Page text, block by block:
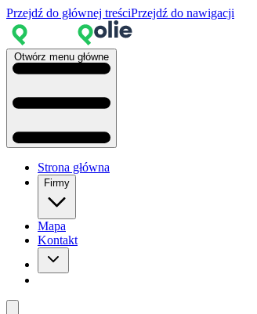
Przejdź do głównej treściPrzejdź do nawigacji
Otwórz menu główne
Strona główna
Firmy
Mapa
Kontakt